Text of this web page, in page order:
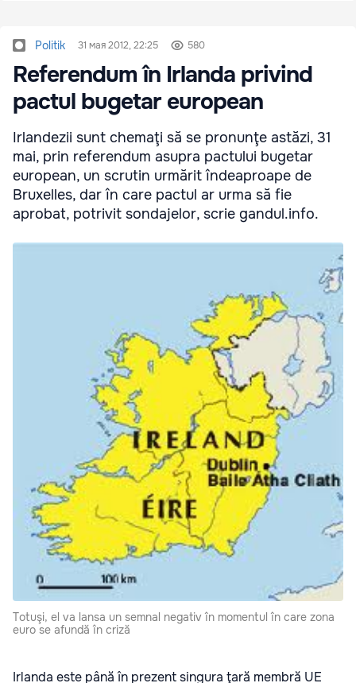
Politik 31 мая 2012, 22:25 580
Referendum în Irlanda privind
pactul bugetar european
Irlandezii sunt chemaţi să se pronunţe astăzi, 31
mai, prin referendum asupra pactului bugetar
european, un scrutin urmărit îndeaproape de
Bruxelles, dar în care pactul ar urma să fie
aprobat, potrivit sondajelor, scrie gandul.info.
Totuşi, el va lansa un semnal negativ în momentul în care zona
euro se afundă în criză
Irlanda este până în prezent singura ţară membră UE